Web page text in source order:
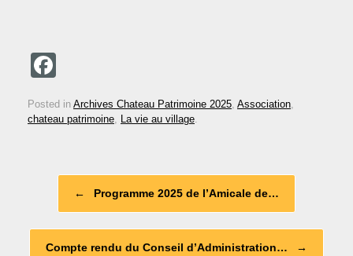
c
o
k
Posted in Archives Chateau Patrimoine 2025, Association,
chateau patrimoine, La vie au village.
← Programme 2025 de l’Amicale de…
Compte rendu du Conseil d’Administration… →